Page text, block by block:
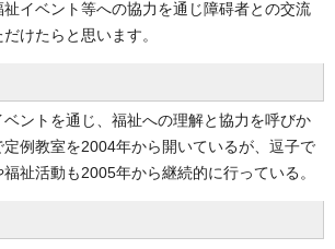
祉イベント等への協力を通じ障碍者との交流
けたらと思います。
ントを通じ、福祉への理解と協力を呼びか
例教室を2004年から開いているが、逗子で
祉活動も2005年から継続的に行っている。